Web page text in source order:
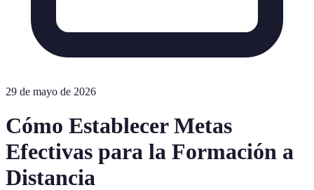
29 de mayo de 2026
Cómo Establecer Metas
Efectivas para la Formación a
Distancia